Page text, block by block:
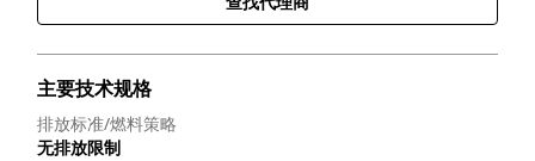
主要技术规格
排放标准/燃料策略
无排放限制